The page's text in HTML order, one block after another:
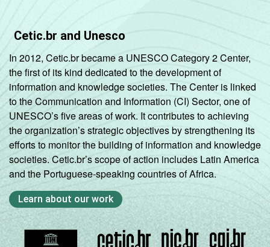
Cetic.br and Unesco
In 2012, Cetic.br became a UNESCO Category 2 Center,
the first of its kind dedicated to the development of
information and knowledge societies. The Center is linked
to the Communication and Information (CI) Sector, one of
UNESCO’s five areas of work. It contributes to achieving
the organization’s strategic objectives by strengthening its
efforts to monitor the building of information and knowledge
societies. Cetic.br’s scope of action includes Latin America
and the Portuguese-speaking countries of Africa.
Learn about our work